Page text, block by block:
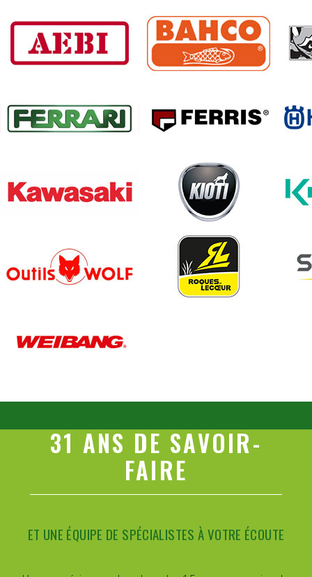
31 ANS DE SAVOIR-
FAIRE
ET UNE ÉQUIPE DE SPÉCIALISTES À VOTRE ÉCOUTE